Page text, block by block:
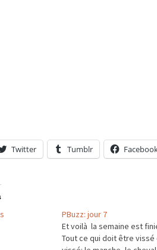
Twitter Tumblr
PBuzz: jour 7
Et voilà la semaine est
Tout ce qui doit être vissé